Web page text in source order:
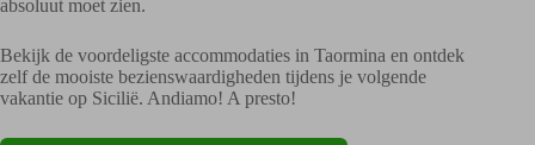
absoluut moet zien.
Bekijk de voordeligste accommodaties in Taormina en ontdek
zelf de mooiste bezienswaardigheden tijdens je volgende
vakantie op Sicilië. Andiamo! A presto!